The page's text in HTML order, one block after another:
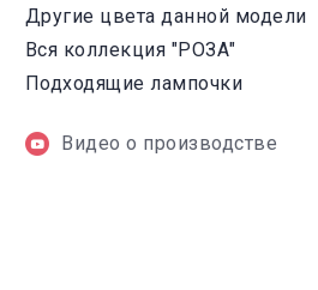
Другие цвета данной модели
Вся коллекция "РОЗА"
Подходящие лампочки
Видео о производстве